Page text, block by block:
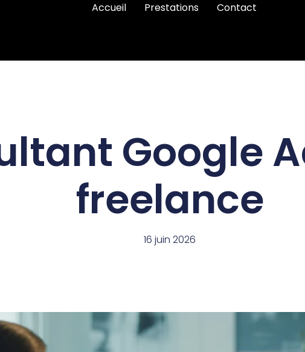
Accueil Prestations Contact
Google
freelance
16 juin 2026